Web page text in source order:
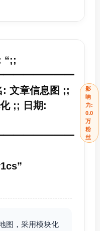
“;;
文章信息图 ;;
;; 日期:
影
响
力:
0.0
万
粉
丝
图，采用模块化